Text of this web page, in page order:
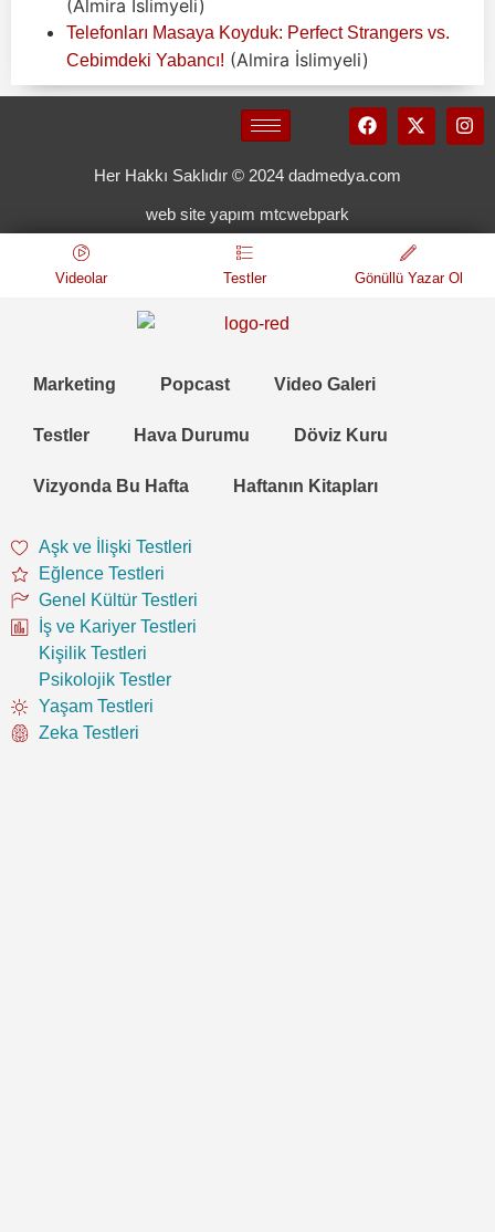
(Almira İslimyeli)
Telefonları Masaya Koyduk: Perfect Strangers vs.
Cebimdeki Yabancı! (Almira İslimyeli)
Her Hakkı Saklıdır © 2024 dadmedya.com
web site yapım mtcwebpark
Videolar Testler Gönüllü Yazar Ol
Marketing Popcast Video Galeri
Testler Hava Durumu Döviz Kuru
Vizyonda Bu Hafta Haftanın Kitapları
Aşk ve İlişki Testleri
Eğlence Testleri
Genel Kültür Testleri
İş ve Kariyer Testleri
Kişilik Testleri
Psikolojik Testler
Yaşam Testleri
Zeka Testleri